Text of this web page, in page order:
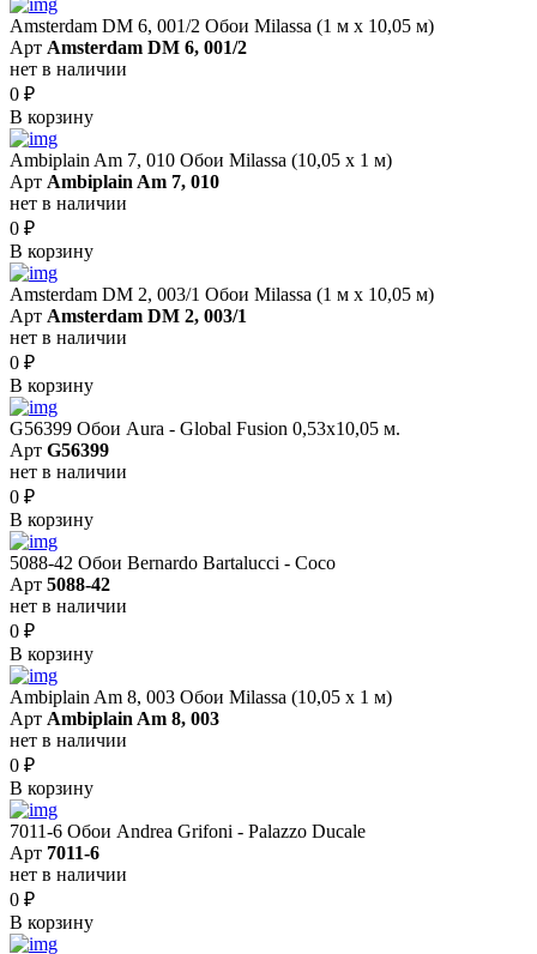
Amsterdam DM 6, 001/2 Обои Milassa (1 м х 10,05 м)
Арт Amsterdam DM 6, 001/2
нет в наличии
0 ₽
В корзину
Ambiplain Am 7, 010 Обои Milassa (10,05 х 1 м)
Арт Ambiplain Am 7, 010
нет в наличии
0 ₽
В корзину
Amsterdam DM 2, 003/1 Обои Milassa (1 м х 10,05 м)
Арт Amsterdam DM 2, 003/1
нет в наличии
0 ₽
В корзину
G56399 Обои Aura - Global Fusion 0,53х10,05 м.
Арт G56399
нет в наличии
0 ₽
В корзину
5088-42 Обои Bernardo Bartalucci - Coco
Арт 5088-42
нет в наличии
0 ₽
В корзину
Ambiplain Am 8, 003 Обои Milassa (10,05 х 1 м)
Арт Ambiplain Am 8, 003
нет в наличии
0 ₽
В корзину
7011-6 Обои Andrea Grifoni - Palazzo Ducale
Арт 7011-6
нет в наличии
0 ₽
В корзину